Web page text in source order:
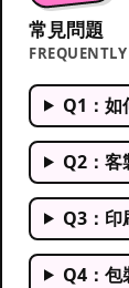
常見問題
Q1：如
Q2：客
Q3：印
Q4：包